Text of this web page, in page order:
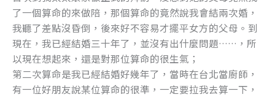
b
o
o
k
n
g
er
了一個算命的來做陪，那個算命的竟然說我會結兩次婚，
我聽了差點沒昏倒，後來好不容易才擺平女方的父母。到
現在，我已經結婚三十年了，並沒有出什麼問題……，所
以現在想起來，還是對那位算命的很生氣；
第二次算命是我已經結婚好幾年了，當時在台北當廚師，
有一位好朋友說某位算命的很準，一定要拉我去算一下，